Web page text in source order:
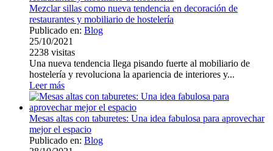
Mezclar sillas como nueva tendencia en decoración de
restaurantes y mobiliario de hostelería
Publicado en: Blog
25/10/2021
2238 visitas
Una nueva tendencia llega pisando fuerte al mobiliario de
hostelería y revoluciona la apariencia de interiores y...
Leer más
Mesas altas con taburetes: Una idea fabulosa para aprovechar
mejor el espacio
Publicado en: Blog